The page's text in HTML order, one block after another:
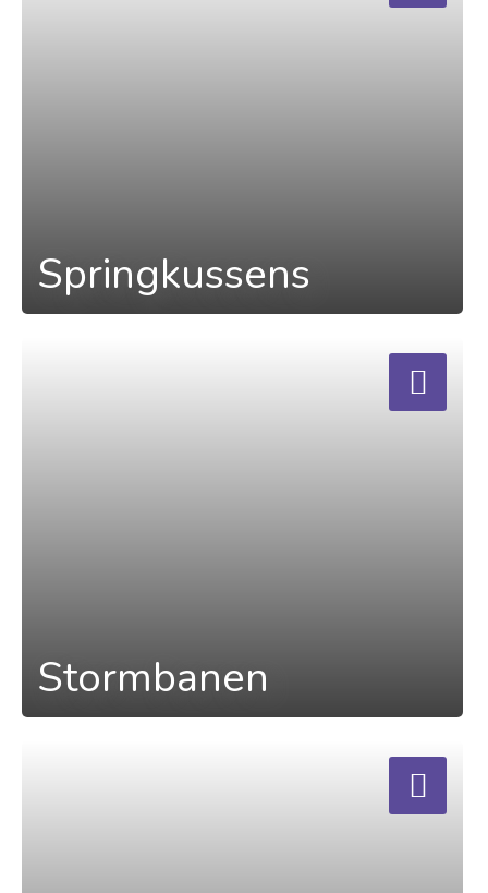
Springkussens
Stormbanen